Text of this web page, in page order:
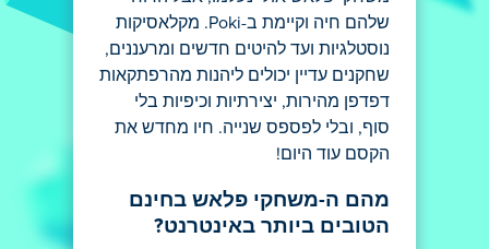
שלהם חיה וקיימת ב-Poki. מקלאסיקות
נוסטלגיות ועד להיטים חדשים ומרעננים,
שחקנים עדיין יכולים ליהנות מהרפתקאות
דפדפן מהירות, יצירתיות וכיפיות בלי
סוף, ובלי לפספס שנייה. חיו מחדש את
הקסם עוד היום!
מהם ה-משחקי פלאש בחינם
הטובים ביותר באינטרנט?